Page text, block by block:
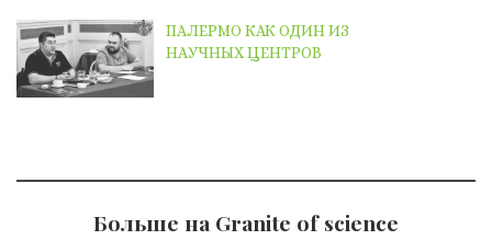
ПАЛЕРМО КАК ОДИН ИЗ
НАУЧНЫХ ЦЕНТРОВ
Больше на Granite of science